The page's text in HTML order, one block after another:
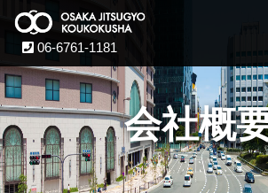
06-6761-1181
会社概